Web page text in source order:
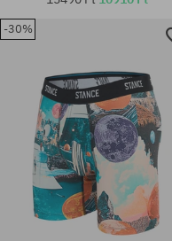
Elérhető méretek:
-30%